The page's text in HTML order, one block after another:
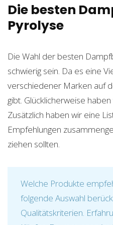
Die besten
Pyrolyse
Die Wahl der besten
schwierig sein. Da es eine
verschiedener Marken auf
gibt. Glücklicherweise
Zusätzlich haben wir eine
Empfehlungen
ziehen sollten.
Welche Produkte
folgende Auswahl
Qualitätskriterien.